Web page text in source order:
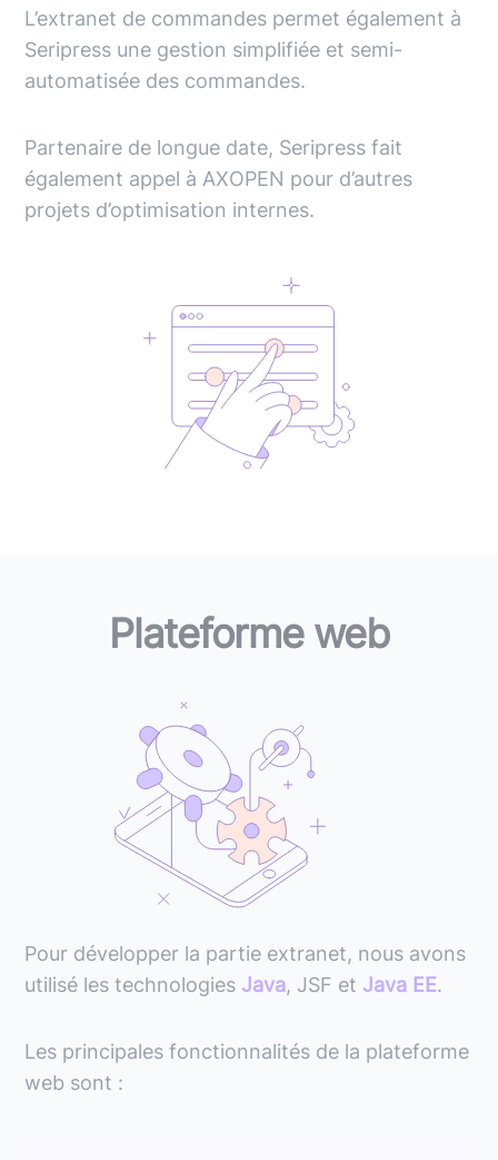
L’extranet de commandes permet également à
Seripress une gestion simplifiée et semi-
automatisée des commandes.
Partenaire de longue date, Seripress fait
également appel à AXOPEN pour d’autres
projets d’optimisation internes.
Plateforme web
Pour développer la partie extranet, nous avons
utilisé les technologies Java, JSF et Java EE.
Les principales fonctionnalités de la plateforme
web sont :